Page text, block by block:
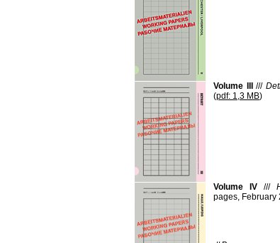
Volume III ///
(pdf: 1,3 MB)
Volume IV///
pages, February